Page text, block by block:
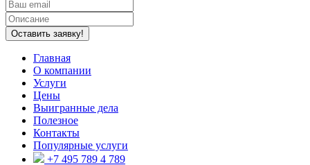
Оставить заявку!
Главная
О компании
Услуги
Цены
Выигранные дела
Полезное
Контакты
Популярные услуги
+7 495 789 4 789